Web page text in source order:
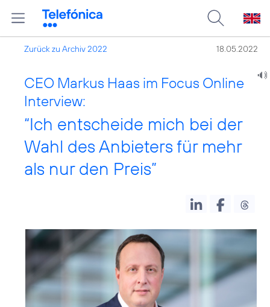
Zurück zu Archiv 2022 18.05.2022
CEO Markus Haas im Focus Online
Interview:
“Ich entscheide mich bei der
Wahl des Anbieters für mehr
als nur den Preis”